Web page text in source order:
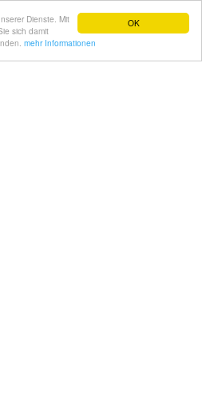
OK
Dienste. Mit
sich damit
mehr Informationen